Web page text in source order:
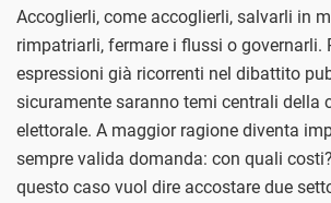
Accoglierli, come accoglierli, salvarli in
rimpatriarli, fermare i flussi o governarli.
espressioni già ricorrenti nel dibattito
sicuramente saranno temi centrali della
elettorale. A maggior ragione diventa
sempre valida domanda: con quali
questo caso vuol dire accostare due